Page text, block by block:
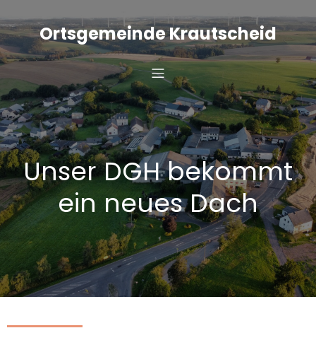
Inhalt
springenOrtsgemeinde Krautscheid
Unser DGH bekommt
ein neues Dach